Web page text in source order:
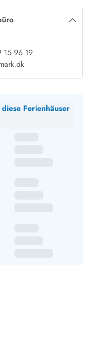
15 96 19
Ferienhäuser